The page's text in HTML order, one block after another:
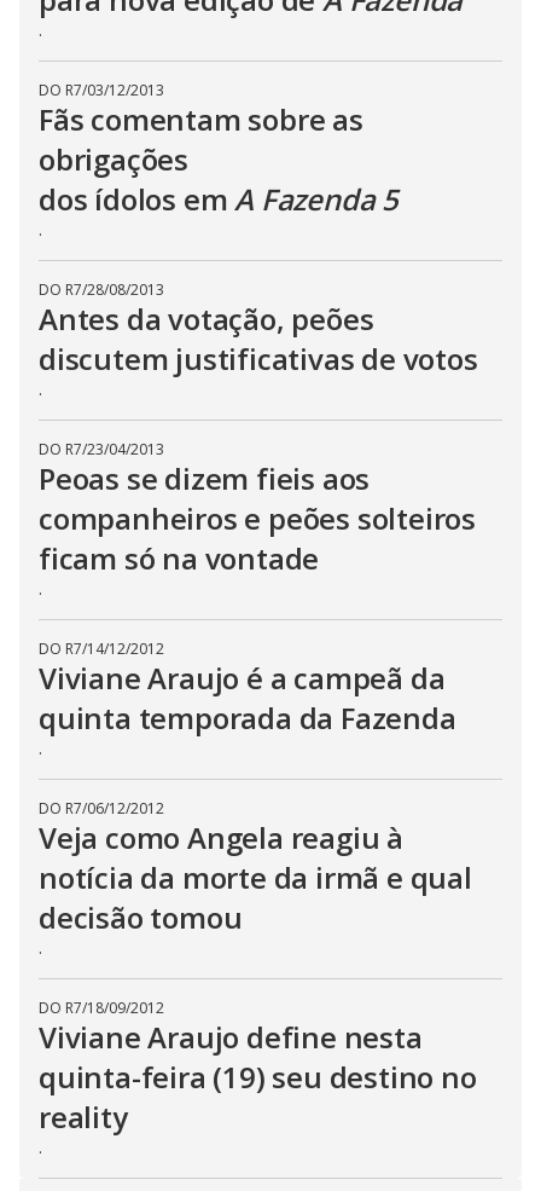
.
DO R7/03/12/2013
Fãs comentam sobre as
obrigações
dos ídolos emA Fazenda 5
.
DO R7/28/08/2013
Antes da votação, peões
discutem justificativas de votos
.
DO R7/23/04/2013
Peoas se dizem fieis aos
companheiros e peões solteiros
ficam só na vontade
.
DO R7/14/12/2012
Viviane Araujo é a campeã da
quinta temporada da Fazenda
.
DO R7/06/12/2012
Veja como Angela reagiu à
notícia da morte da irmã e qual
decisão tomou
.
DO R7/18/09/2012
Viviane Araujo define nesta
quinta-feira (19) seu destino no
reality
.